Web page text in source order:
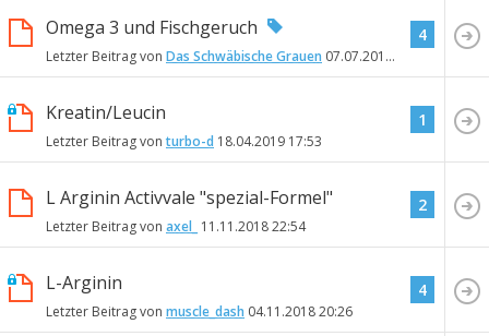
Omega 3 und Fischgeruch
Letzter Beitrag von Das Schwäbische Grauen 07.07.2019
4
Kreatin/Leucin
Letzter Beitrag von turbo-d 18.04.2019 17:53
1
L Arginin Activvale "spezial-Formel"
Letzter Beitrag von axel_ 11.11.201822:54
2
L-Arginin
Letzter Beitrag von muscle_dash 04.11.201820:26
4